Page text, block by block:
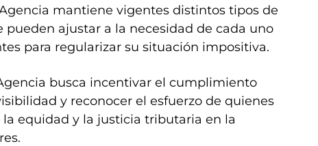
mantiene vigentes distintos tipos de
pueden ajustar a la necesidad de cada uno
para regularizar su situación impositiva.
busca incentivar el cumplimiento
y reconocer el esfuerzo de quienes
equidad y la justicia tributaria en la